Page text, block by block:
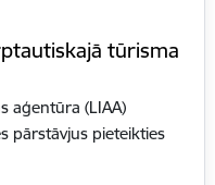
tūrisma
aģentūra (LIAA)
pārstāvjus pieteikties